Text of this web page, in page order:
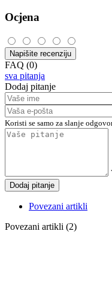
Ocjena
Napišite recenziju
FAQ (0)
sva pitanja
Dodaj pitanje
Koristi se samo za slanje
Dodaj pitanje
Povezani artikli
Povezani artikli (2)